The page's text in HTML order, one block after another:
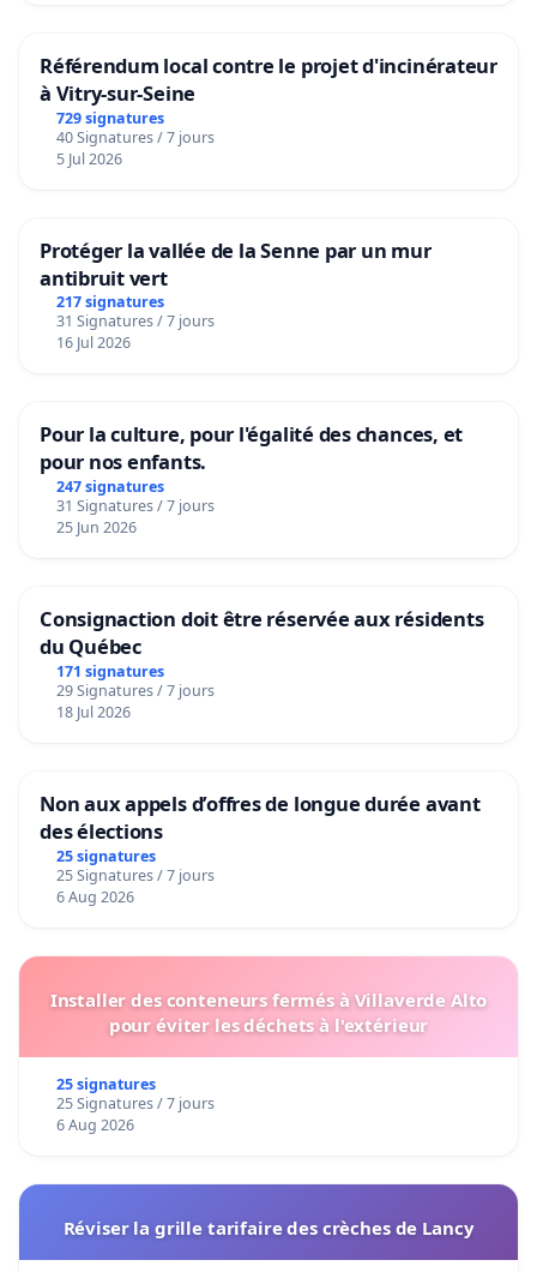
Référendum local contre le projet d'incinérateur
à Vitry-sur-Seine
729 signatures
40 Signatures / 7 jours
5 Jul 2026
Protéger la vallée de la Senne par un mur
antibruit vert
217 signatures
31 Signatures / 7 jours
16 Jul 2026
Pour la culture, pour l'égalité des chances, et
pour nos enfants.
247 signatures
31 Signatures / 7 jours
25 Jun 2026
Consignaction doit être réservée aux résidents
du Québec
171 signatures
29 Signatures / 7 jours
18 Jul 2026
Non aux appels d’offres de longue durée avant
des élections
25 signatures
25 Signatures / 7 jours
6 Aug 2026
Installer des conteneurs fermés à Villaverde Alto
pour éviter les déchets à l'extérieur
25 signatures
25 Signatures / 7 jours
6 Aug 2026
Réviser la grille tarifaire des crèches de Lancy